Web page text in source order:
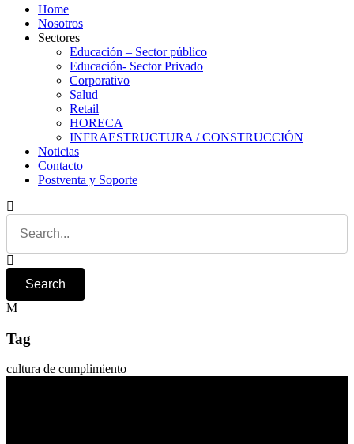
Home
Nosotros
Sectores
Educación – Sector público
Educación- Sector Privado
Corporativo
Salud
Retail
HORECA
INFRAESTRUCTURA / CONSTRUCCIÓN
Noticias
Contacto
Postventa y Soporte
Tag
cultura de cumplimiento